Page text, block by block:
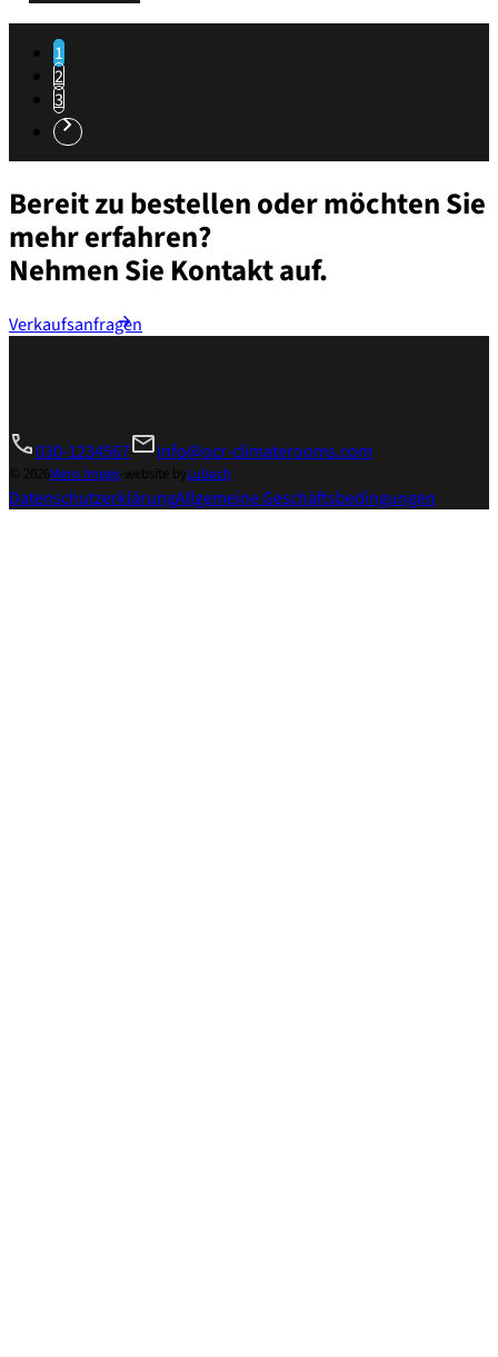
1
2
3
Bereit zu bestellen oder möchten Sie
mehr erfahren?
Nehmen Sie Kontakt auf.
Verkaufsanfragen
030-1234567 info@ocr-climaterooms.com
© 2026Mero Impex website byLubach
DatenschutzerklärungAllgemeine Geschäftsbedingungen